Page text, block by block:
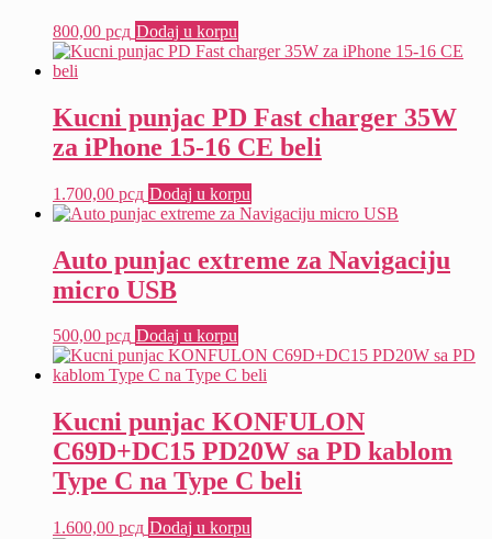
800,00 рсд Dodaj u korpu
Kucni punjac PD Fast charger 35W
za iPhone 15-16 CE beli
1.700,00 рсд Dodaj u korpu
Auto punjac extreme za Navigaciju
micro USB
500,00 рсд Dodaj u korpu
Kucni punjac KONFULON
C69D+DC15 PD20W sa PD kablom
Type C na Type C beli
1.600,00 рсд Dodaj u korpu